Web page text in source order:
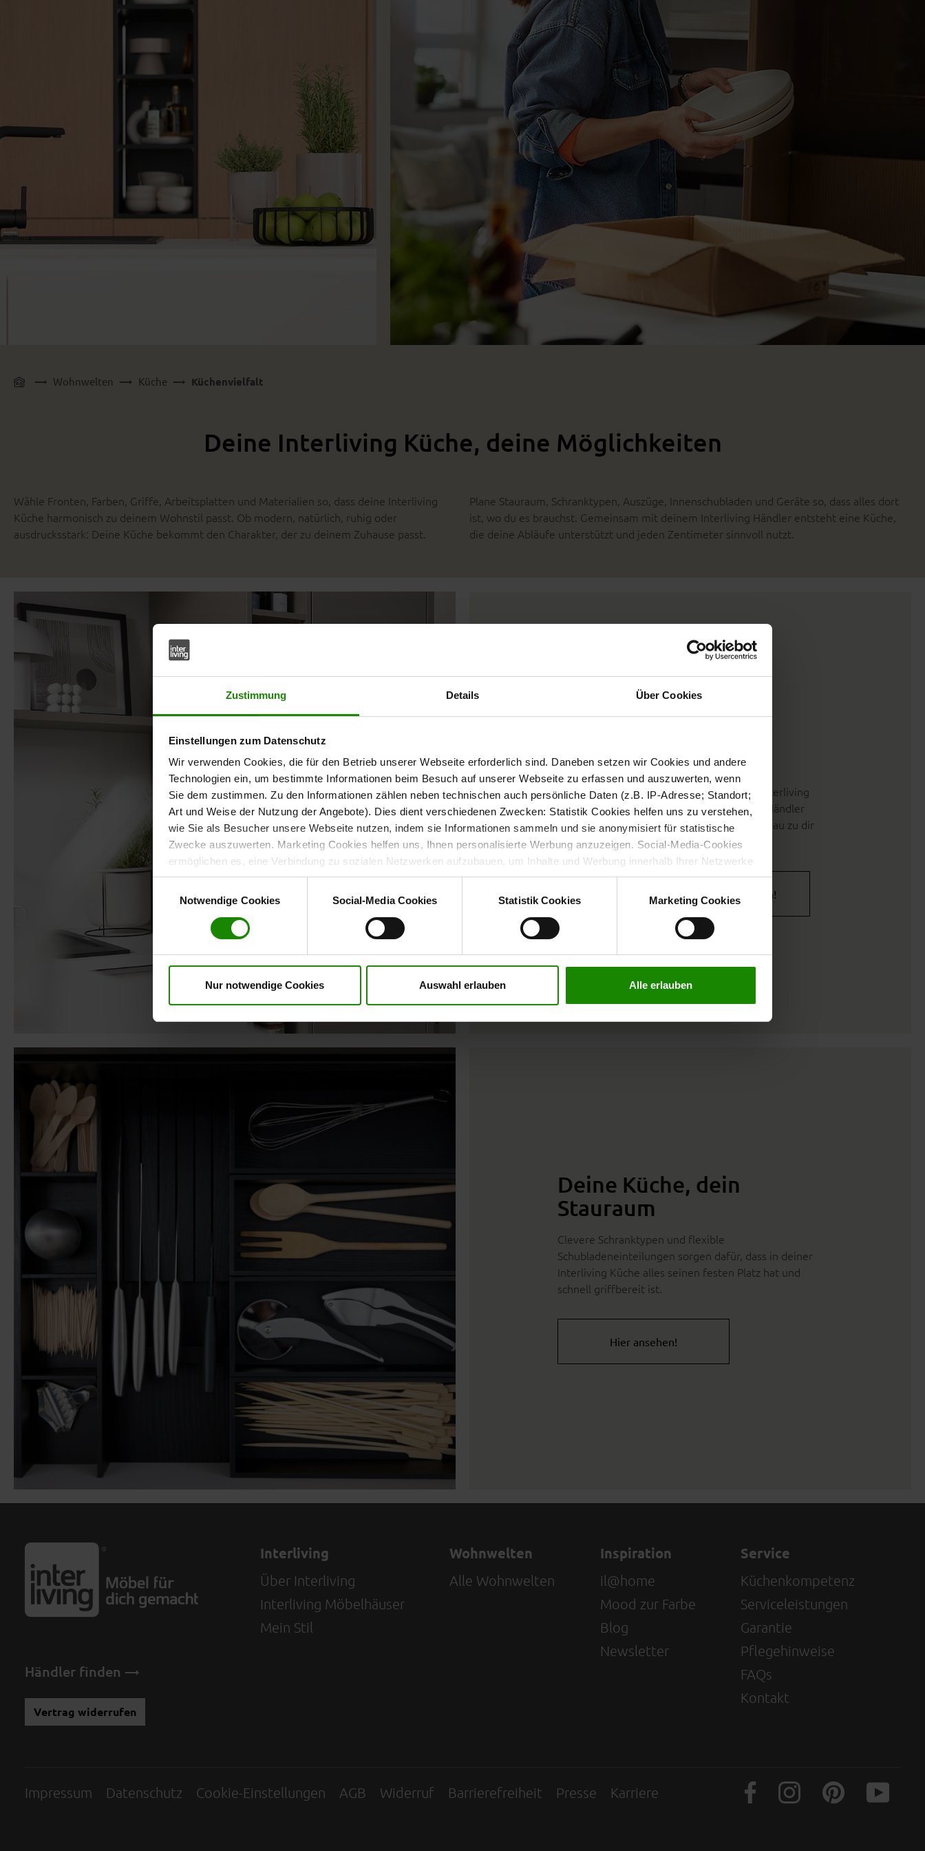
Zustimmung Details Über Cookies
Einstellungen zum Datenschutz
Wir verwenden Cookies, die für den Betrieb unserer Webseite erforderlich sind. Daneben setzen wir Cookies und andere
Technologien ein, um bestimmte Informationen beim Besuch auf unserer Webseite zu erfassen und auszuwerten, wenn
Sie dem zustimmen. Zu den Informationen zählen neben technischen auch persönliche Daten (z.B. IP-Adresse; Standort;
Art und Weise der Nutzung der Angebote). Dies dient verschiedenen Zwecken: Statistik Cookies helfen uns zu verstehen,
wie Sie als Besucher unsere Webseite nutzen, indem sie Informationen sammeln und sie anonymisiert für statistische
Zwecke auszuwerten. Marketing Cookies helfen uns, Ihnen personalisierte Werbung anzuzeigen. Social-Media-Cookies
ermöglichen es, eine Verbindung zu sozialen Netzwerken aufzubauen, um Inhalte und Werbung innerhalb Ihrer Netzwerke
anzuzeigen. Sie können frei entscheiden, welche Kategorien sie neben den notwendigen Cookies zulassen möchten.
Klicken Sie auf „ Ablehnen “, wenn Sie nur notwendige Cookies zulassen wollen, oder auf „ Einverstanden
“, wenn Sie mit
erteilte Einwilligung jederzeit mit Wirkung für die Zukunft widerrufen. Für weitere Informationen lesen Sie bitte unsere
Notwendige Cookies
Social-Media Cookies Statistik Cookies Marketing Cookies
Nur notwendige Cookies Auswahl erlauben Alle erlauben
Wohnwelten Küche Küchenvielfalt
Deine Interliving Küche, deine Möglichkeiten
Wähle Fronten, Farben, Griffe, Arbeitsplatten und Materialien so, dass deine Interliving
Küche harmonisch zu deinem Wohnstil passt. Ob modern, natürlich, ruhig oder
ausdrucksstark: Deine Küche bekommt den Charakter, der zu deinem Zuhause passt.
Plane Stauraum, Schranktypen, Auszüge, Innenschubladen und Geräte so, dass alles dort
ist, wo du es brauchst. Gemeinsam mit deinem Interliving Händler entsteht eine Küche,
die deine Abläufe unterstützt und jeden Zentimeter sinnvoll nutzt.
Gestaltung, Farben &
Fronten, Farben, Griffe, Arbeitsplatten und
Materialien prägen den Charakter deiner Interliving
Küche. Gemeinsam mit deinem Interliving Händler
entsteht ein stimmiges Gesamtbild, das genau zu dir
passt.
Gestaltungsmöglichkeiten entdecken!
Deine Küche, dein
Stauraum
Clevere Schranktypen und flexible
Schubladeneinteilungen sorgen dafür, dass in deiner
Interliving Küche alles seinen festen Platz hat und
schnell griffbereit ist.
Hier ansehen!
Händler finden
Vertrag widerrufen
Interliving
Über Interliving
Interliving Möbelhäuser
Mein Stil
Wohnwelten
Alle Wohnwelten
Inspiration
il@home
Mood zur Farbe
Blog
Newsletter
Service
Küchenkompetenz
Serviceleistungen
Garantie
Pflegehinweise
FAQs
Kontakt
Impressum Datenschutz Cookie-Einstellungen AGB Widerruf Barrierefreiheit Presse Karriere